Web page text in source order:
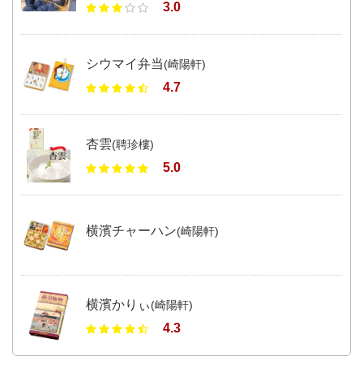
3.0
シウマイ弁当 (崎陽軒)
4.7
杏雲(聘珍樓)
5.0
横濱チャーハン(崎陽軒)
横濱かりぃ (崎陽軒)
4.3